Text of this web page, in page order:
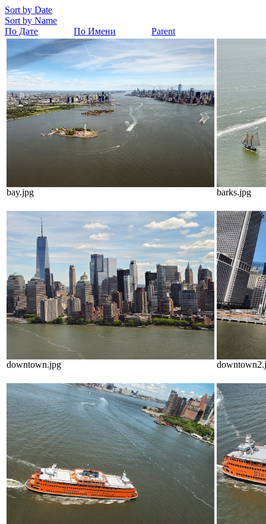
Sort by Date
Sort by Name
По Дате
По Имени Parent
bay.jpg barks.jpg
downtown.jpg